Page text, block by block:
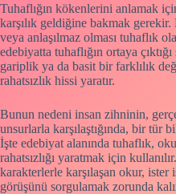
Tuhaflığın kökenlerini anlamak
karşılık geldiğine bakmak gerekir.
veya anlaşılmaz olması tuhaflık
edebiyatta tuhaflığın ortaya çıktığı
gariplik ya da basit bir farklılık
rahatsızlık hissi yaratır.
Bunun nedeni insan zihninin,
unsurlarla karşılaştığında, bir tür
İşte edebiyat alanında tuhaflık,
rahatsızlığı yaratmak için
karakterlerle karşılaşan okur, ister
görüşünü sorgulamak zorunda